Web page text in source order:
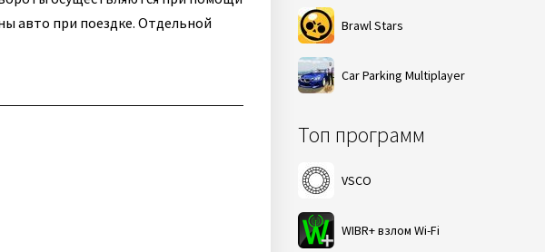
Brawl Stars
Car Parking Multiplayer
Топ программ
VSCO
WIBR+ взлом Wi-Fi
авто при поездке. Отдельной